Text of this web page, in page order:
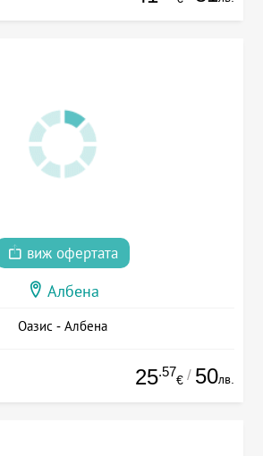
виж офертата
Албена
Оазис - Албена
25.57
€ / 50лв.